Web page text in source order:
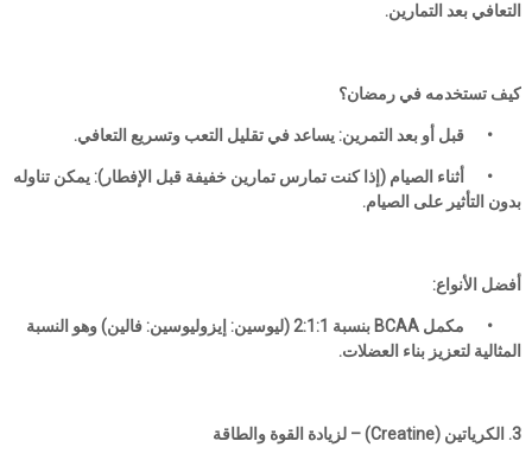
التعافي بعد التمارين.
كيف تستخدمه في رمضان؟
• قبل أو بعد التمرين: يساعد في تقليل التعب وتسريع التعافي.
•
أثناء الصيام (إذا كنت تمارس تمارين خفيفة قبل الإفطار): يمكن تناوله
بدون التأثير على الصيام.
أفضل الأنواع:
•
مكمل BCAA بنسبة 2:1:1 (ليوسين: إيزوليوسين: فالين) وهو النسبة
المثالية لتعزيز بناء العضلات.
3. الكرياتين (Creatine) – لزيادة القوة والطاقة